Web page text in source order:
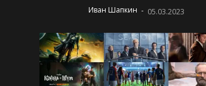
Иван Шапкин - 05.03.2023